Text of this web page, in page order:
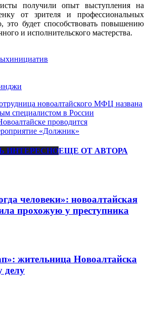
получили опыт выступления на
от зрителя и профессиональных
это будет способствовать повышению
и исполнительского мастерства.
новоалтайского МФЦ названа
специалистом в России
проводится
«Должник»
ИНТЕРЕСНОЕЩЕ ОТ АВТОРА
человеки»: новоалтайская
прохожую у преступника
жительница Новоалтайска
делу